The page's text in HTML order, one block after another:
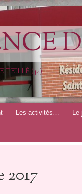
TEILLÉ (44)
Les activités…